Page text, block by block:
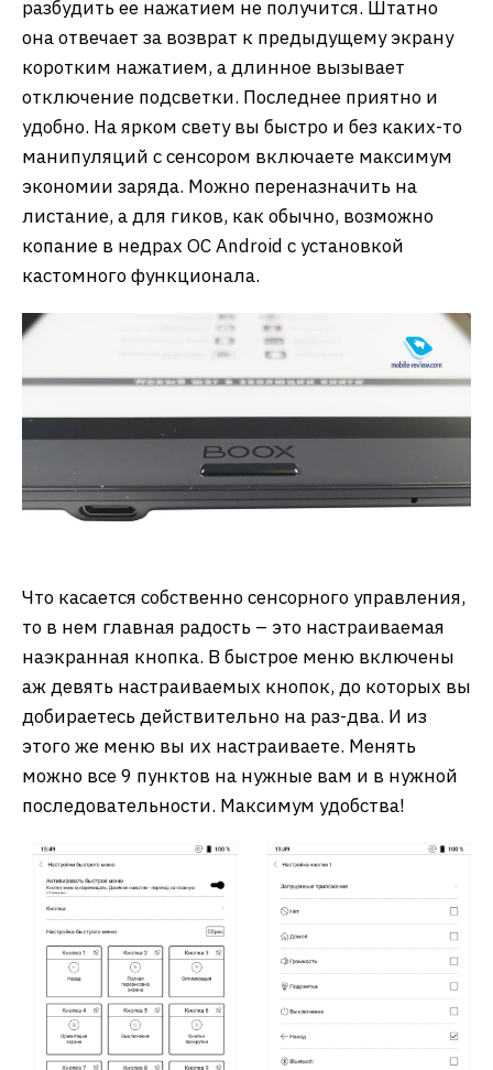
разбудить ее нажатием не получится. Штатно
она отвечает за возврат к предыдущему экрану
коротким нажатием, а длинное вызывает
отключение подсветки. Последнее приятно и
удобно. На ярком свету вы быстро и без каких-то
манипуляций с сенсором включаете максимум
экономии заряда. Можно переназначить на
листание, а для гиков, как обычно, возможно
копание в недрах ОС Android с установкой
кастомного функционала.
Что касается собственно сенсорного управления,
то в нем главная радость – это настраиваемая
наэкранная кнопка. В быстрое меню включены
аж девять настраиваемых кнопок, до которых вы
добираетесь действительно на раз-два. И из
этого же меню вы их настраиваете. Менять
можно все 9 пунктов на нужные вам и в нужной
последовательности. Максимум удобства!